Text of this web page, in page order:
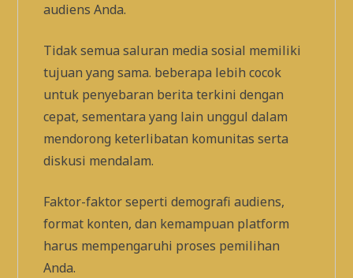
audiens Anda.
Tidak semua saluran media sosial memiliki
tujuan yang sama. beberapa lebih cocok
untuk penyebaran berita terkini dengan
cepat, sementara yang lain unggul dalam
mendorong keterlibatan komunitas serta
diskusi mendalam.
Faktor-faktor seperti demografi audiens,
format konten, dan kemampuan platform
harus mempengaruhi proses pemilihan
Anda.